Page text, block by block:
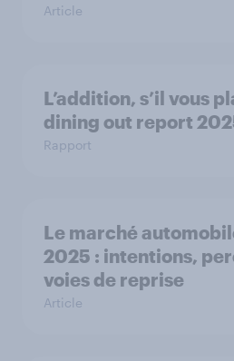
Article
L’addition, s’il vous
dining out report
Rapport
Le marché
2025 : intentions,
voies de reprise
Article